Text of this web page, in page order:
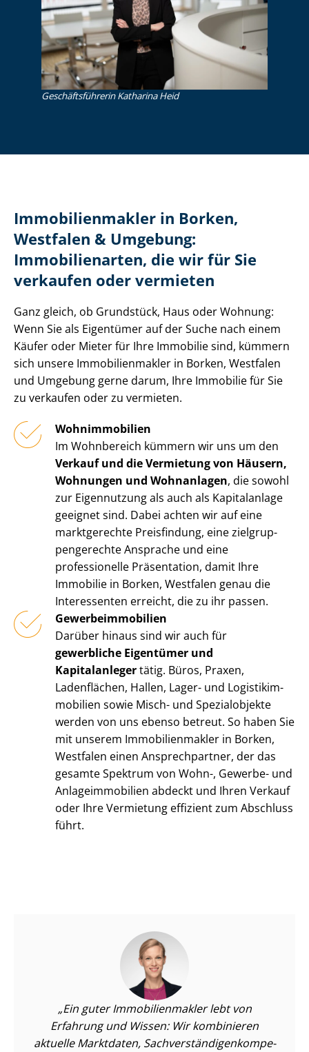
Ge­schäfts­füh­re­rin Katharina Heid
Im­mo­bi­li­en­mak­ler in Borken,
Westfalen & Umgebung:
Immobilienarten, die wir für Sie
verkaufen oder vermieten
Ganz gleich, ob Grundstück, Haus oder Wohnung:
Wenn Sie als Eigentümer auf der Suche nach einem
Käufer oder Mieter für Ihre Immobilie sind, kümmern
sich unsere Im­mo­bi­li­en­mak­ler in Borken, Westfalen
und Umgebung gerne darum, Ihre Immobilie für Sie
zu verkaufen oder zu vermieten.
Wohnimmobilien
Im Wohnbereich kümmern wir uns um den
Verkauf und die Vermietung von Häusern,
Wohnungen und Wohnanlagen, die sowohl
zur Eigennutzung als auch als Kapitalanlage
geeignet sind. Dabei achten wir auf eine
marktgerechte Preisfindung, eine ziel­grup­
pen­ge­rech­te Ansprache und eine
professionelle Präsentation, damit Ihre
Immobilie in Borken, Westfalen genau die
Interessenten erreicht, die zu ihr passen.
Ge­wer­be­im­mo­bi­li­en
Darüber hinaus sind wir auch für
gewerbliche Eigentümer und
Kapitalanlegertätig. Büros, Praxen,
Ladenflächen, Hallen, Lager- und Lo­gis­tik­im­
mo­bi­li­en sowie Misch- und Spezialobjekte
werden von uns ebenso betreut. So haben Sie
mit unserem Im­mo­bi­li­en­mak­ler in Borken,
Westfalen einen Ansprechpartner, der das
gesamte Spektrum von Wohn-, Gewerbe- und
An­la­ge­im­mo­bi­li­en abdeckt und Ihren Verkauf
oder Ihre Vermietung effizient zum Abschluss
führt.
Ein guter Im­mo­bi­li­en­mak­ler lebt von
Erfahrung und Wissen: Wir kombinieren
aktuelle Marktdaten, Sach­ver­stän­di­gen­kom­pe­